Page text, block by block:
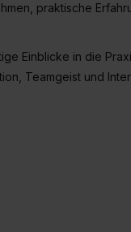
Wirkung für die
Einstellungen“
Weitere
praktische
Einblicke in die
Teamgeist und